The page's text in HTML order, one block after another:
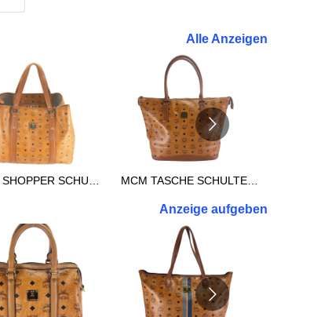
Alle Anzeigen
✅MCM SHOPPER SCHULTERTASCHE REISETASCHE TASCHE XXL COGNAC 3038 MCM TASCHE SCHULTERTASCHE vintmarket.de SHOPPER XL COGNAC 2714
Anzeige aufgeben